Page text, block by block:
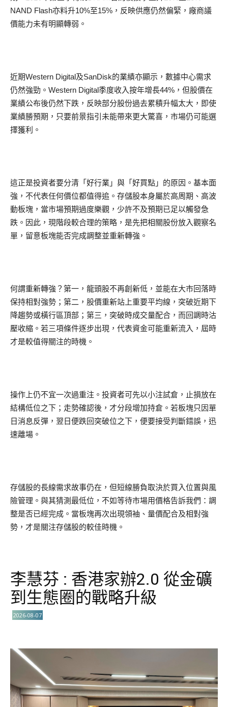
NAND Flash亦料升10%至15%，反映供應仍然偏緊，廠商議
價能力未有明顯轉弱。
近期Western Digital及SanDisk的業績亦顯示，數據中心需求
仍然強勁。Western Digital季度收入按年增長44%，但股價在
業績公布後仍然下跌，反映部分股份過去累積升幅太大，即使
業績勝預期，只要前景指引未能帶來更大驚喜，市場仍可能選
擇獲利。
這正是投資者要分清「好行業」與「好買點」的原因。基本面
強，不代表任何價位都值得追。存儲股本身屬於高周期、高波
動板塊，當市場預期過度樂觀，少許不及預期已足以觸發急
跌。因此，現階段較合理的策略，是先把相關股份放入觀察名
單，留意板塊能否完成調整並重新轉強。
何謂重新轉強？第一，龍頭股不再創新低，並能在大市回落時
保持相對強勢；第二，股價重新站上重要平均線，突破近期下
降趨勢或橫行區頂部；第三，突破時成交量配合，而回調時沽
壓收縮。若三項條件逐步出現，代表資金可能重新流入，屆時
才是較值得關注的時機。
操作上仍不宜一次過重注。投資者可先以小注試倉，止損放在
結構低位之下；走勢確認後，才分段增加持倉。若板塊只因單
日消息反彈，翌日便跌回突破位之下，便要接受判斷錯誤，迅
速離場。
存儲股的長線需求故事仍在，但短線勝負取決於買入位置與風
險管理。與其猜測最低位，不如等待市場用價格告訴我們：調
整是否已經完成。當板塊再次出現領袖、量價配合及相對強
勢，才是關注存儲股的較佳時機。
李慧芬 : 香港家辦2.0 從金礦
到生態圈的戰略升級
2026-08-07